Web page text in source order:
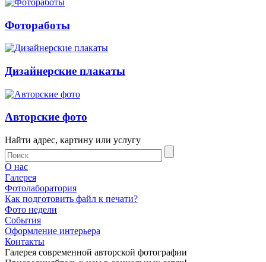
Фотоработы
Дизайнерские плакаты
Авторские фото
Найти адрес, картину или услугу
О нас
Галерея
Фотолаборатория
Как подготовить файл к печати?
Фото недели
События
Оформление интерьера
Контакты
Галерея современной авторской фотографии